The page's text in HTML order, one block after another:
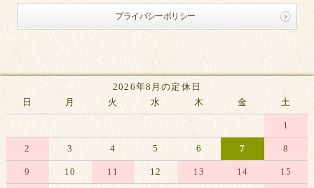
プライバシーポリシー
2026年8月の定休日
日
月 火 水 木 金 土
1
2 3 4 5 6 7 8
9 10 11 12 13 14 15